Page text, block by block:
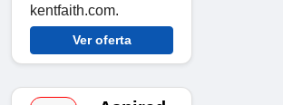
kentfaith.com.
Ver oferta